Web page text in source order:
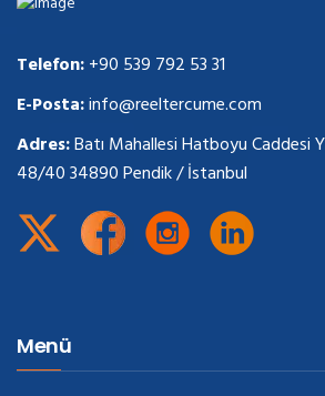
Telefon:+90 539 792 53 31
E-Posta:info@reeltercume.com
Adres:Batı Mahallesi Hatboyu Caddesi
48/40 34890 Pendik / İstanbul
Menü